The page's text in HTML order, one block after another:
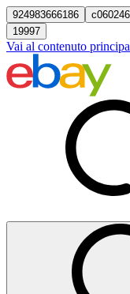
924983666186
19997
Vai al contenuto